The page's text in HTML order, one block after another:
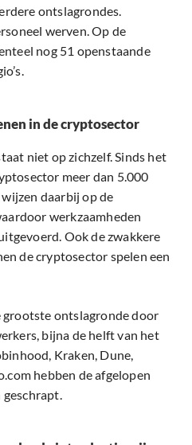
ontslagrondes.
werven. Op de
nog 51 openstaande
in de cryptosector
niet op zichzelf. Sinds het
meer dan 5.000
daarbij op de
werkzaamheden
Ook de zwakkere
de cryptosector spelen een
grootste ontslagronde door
bijna de helft van het
Kraken, Dune,
hebben de afgelopen
geschrapt.